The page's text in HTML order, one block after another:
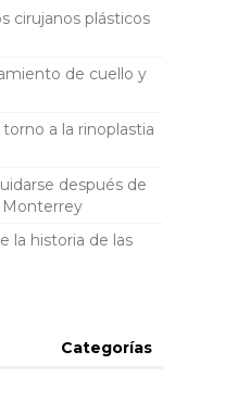
cirujanos plásticos
de cuello y
a la rinoplastia
después de
la historia de las
Categorías